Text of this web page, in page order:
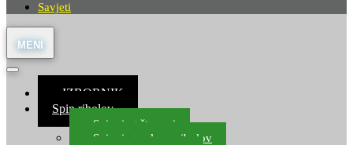
Savjeti
≡ IZBORNIK
Spin ribolov
Spinning štapovi
Spinning role za ribolov